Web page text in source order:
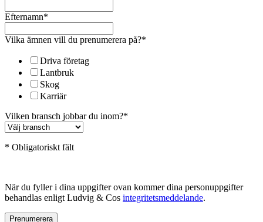
Efternamn*
Vilka ämnen vill du prenumerera på?*
Driva företag
Lantbruk
Skog
Karriär
Vilken bransch jobbar du inom?*
* Obligatoriskt fält
När du fyller i dina uppgifter ovan kommer dina personuppgifter
behandlas enligt Ludvig & Cos integritetsmeddelande.